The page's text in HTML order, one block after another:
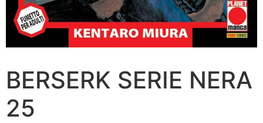
BERSERK SERIE NERA
25